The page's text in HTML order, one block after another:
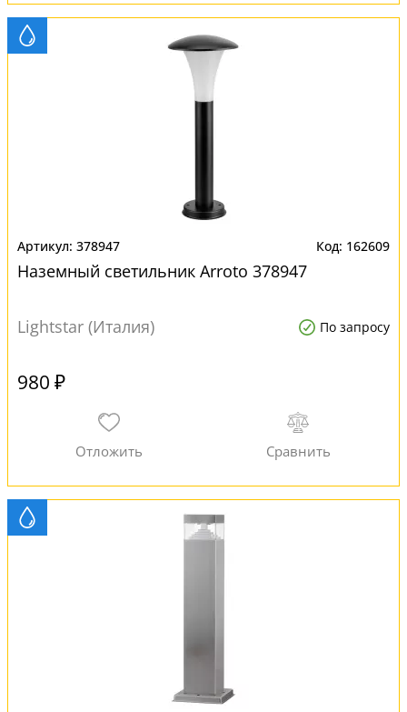
378947 162609
Наземный светильник Arroto 378947
Lightstar (Италия) По запросу
980 ₽